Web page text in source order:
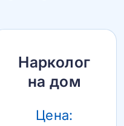
Нарколог
на дом
Цена: